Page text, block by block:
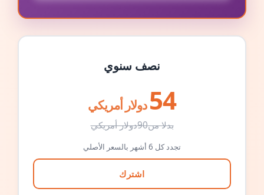
نصف سنوي
54 دولار أمريكي
بدلا من90دولار أمريكي
تجدد كل 6 أشهر بالسعر الأصلي
اشترك